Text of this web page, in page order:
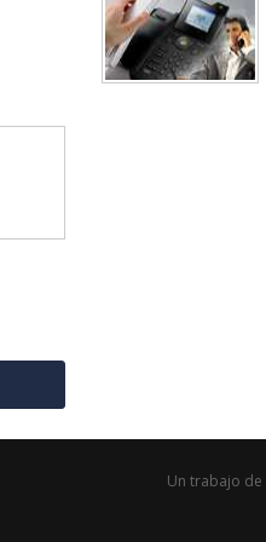
Un trabajo de